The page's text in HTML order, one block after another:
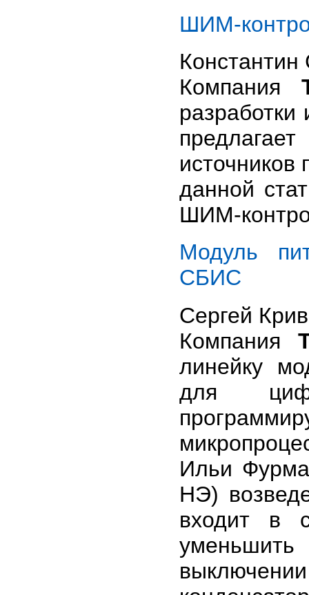
ШИМ-
Компания
данной
ШИМ-
Модуль
СБИС
Сергей
Компания
линейку
для
Ильи
НЭ)
входит в